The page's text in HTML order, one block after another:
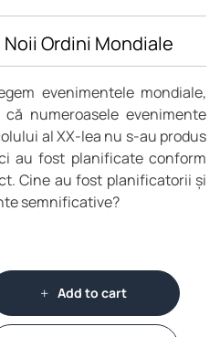
Ordini Mondiale
evenimentele mondiale,
numeroasele evenimente
al XX-lea nu s-au produs
au fost planificate conform
Cine au fost planificatorii și
semnificative?
Add to cart